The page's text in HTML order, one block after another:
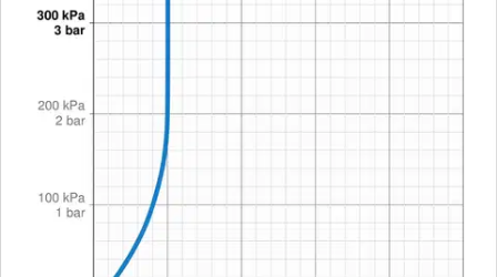
Verkkokaupan hinta
Valitse toimitustapa
Ilmainen toimitus yli 100 €:n tilauksille
Postin pakettiautomaattiin tai
palvelupisteeseen!